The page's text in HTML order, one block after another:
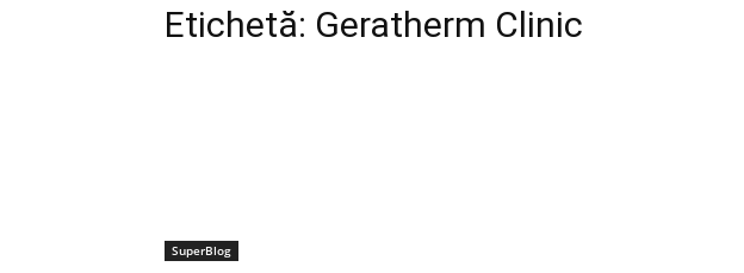
Etichetă: Geratherm Clinic
SuperBlog